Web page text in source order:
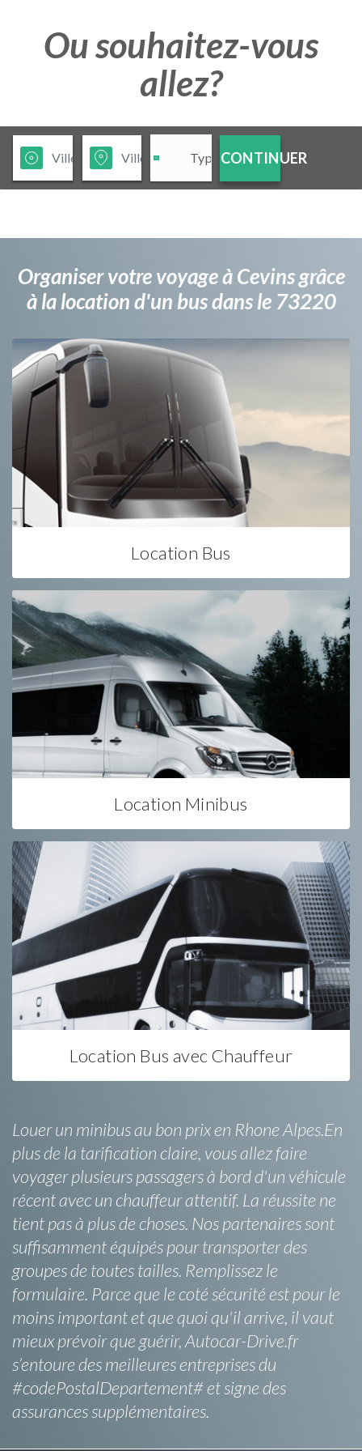
Ou souhaitez-vous
allez?
CONTINUER
Organiser votre voyage à Cevins grâce
à la location d'un bus dans le 73220
Location Bus
Location Minibus
Location Bus avec Chauffeur
Louer un minibus au bon prix en Rhone Alpes.En
plus de la tarification claire, vous allez faire
voyager plusieurs passagers à bord d'un véhicule
récent avec un chauffeur attentif. La réussite ne
tient pas à plus de choses. Nos partenaires sont
suffisamment équipés pour transporter des
groupes de toutes tailles. Remplissez le
formulaire. Parce que le coté sécurité est pour le
moins important et que quoi qu'il arrive, il vaut
mieux prévoir que guérir, Autocar-Drive.fr
s’entoure des meilleures entreprises du
#codePostalDepartement# et signe des
assurances supplémentaires.